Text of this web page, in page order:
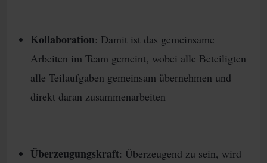
Kollaboration: Damit ist das gemeinsame
Arbeiten im Team gemeint, wobei alle Beteiligten
alle Teilaufgaben gemeinsam übernehmen und
direkt daran zusammenarbeiten
Überzeugungskraft: Überzeugend zu sein, wird